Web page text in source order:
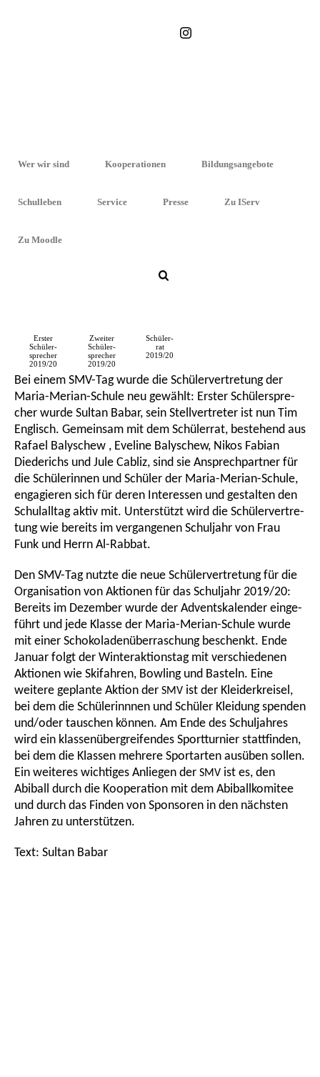
Wer wir sind Kooperationen Bildungsangebote
Schulleben Service Presse Zu IServ
Zu Moodle
Erster
Schüler­
spre­cher
2019/20
Zweiter
Schüler­
spre­cher
2019/20
Schüler­
rat
2019/20
Bei einem SMV-Tag wurde die Schüler­ver­tre­tung der
Maria-Merian-Schule neu gewählt: Erster Schüler­spre­
cher wurde Sultan Babar, sein Stell­ver­tre­ter ist nun Tim
Englisch. Gemein­sam mit dem Schüler­rat, bestehend aus
Rafael Balyschew , Eveli­ne Balyschew, Nikos Fabian
Diede­richs und Jule Cabliz, sind sie Ansprech­part­ner für
die Schüle­rin­nen und Schüler der Maria-Merian-Schule,
engagie­ren sich für deren Inter­es­sen und gestal­ten den
Schul­all­tag aktiv mit. Unter­stützt wird die Schüler­ver­tre­
tung wie bereits im vergan­ge­nen Schul­jahr von Frau
Funk und Herrn Al-Rabbat.
Den SMV-Tag nutzte die neue Schüler­ver­tre­tung für die
Organi­sa­ti­on von Aktio­nen für das Schul­jahr 2019/20:
Bereits im Dezem­ber wurde der Advents­ka­len­der einge­
führt und jede Klasse der Maria-Merian-Schule wurde
mit einer Schoko­la­den­über­ra­schung beschenkt. Ende
Januar folgt der Winter­ak­ti­ons­tag mit verschie­de­nen
Aktio­nen wie Skifah­ren, Bowling und Basteln. Eine
weite­re geplan­te Aktion der SMV ist der Kleider­krei­sel,
bei dem die Schüle­rinn­nen und Schüler Kleidung spenden
und/oder tauschen können. Am Ende des Schul­jah­res
wird ein klassen­über­grei­fen­des Sport­tur­nier statt­fin­den,
bei dem die Klassen mehre­re Sport­ar­ten ausüben sollen.
Ein weite­res wichti­ges Anlie­gen der SMV ist es, den
Abiball durch die Koope­ra­ti­on mit dem Abiball­ko­mi­tee
und durch das Finden von Sponso­ren in den nächs­ten
Jahren zu unterstützen.
Text: Sultan Babar